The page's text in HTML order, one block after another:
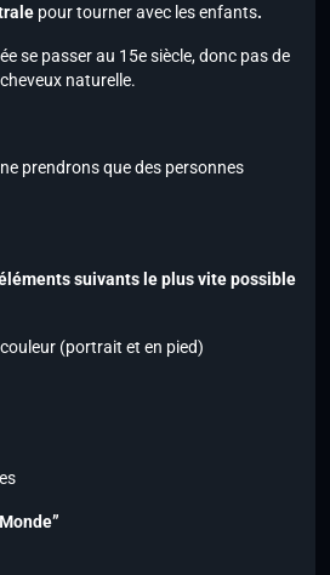
pour tourner avec les enfants.
se passer au 15e siècle, donc pas de
naturelle.
prendrons que des personnes
suivants le plus vite possible
(portrait et en pied)